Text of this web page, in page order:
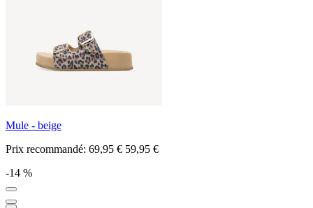
Mule - beige
Prix recommandé: 69,95 € 59,95 €
-14 %